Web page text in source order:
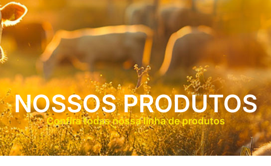
NOSSOS PRODUTOS
Confira todas nossa linha de produtos